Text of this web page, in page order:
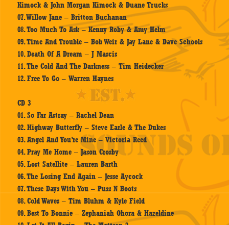
Kimock & John Morgan Kimock & Duane Trucks
07. Willow Jane – Britton Buchanan
08. Too Much To Ask – Kenny Roby & Amy Helm
09. Time And Trouble – Bob Weir & Jay Lane & Dave Schools
10. Death Of A Dream – J Mascis
11. The Cold And The Darkness – Tim Heidecker
12. Free To Go – Warren Haynes
CD 3
01. So Far Astray – Rachel Dean
02. Highway Butterfly – Steve Earle & The Dukes
03. Angel And You’re Mine – Victoria Reed
04. Pray Me Home – Jason Crosby
05. Lost Satellite – Lauren Barth
06. The Losing End Again – Jesse Aycock
07. These Days With You – Puss N Boots
08. Cold Waves – Tim Bluhm & Kyle Field
09. Best To Bonnie – Zephaniah Ohora & Hazeldine